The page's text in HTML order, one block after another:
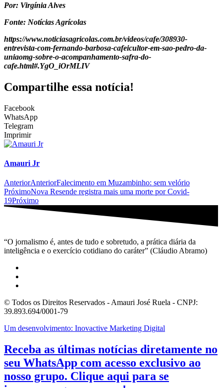
Por: Virgínia Alves
Fonte: Notícias Agrícolas
https://www.noticiasagricolas.com.br/videos/cafe/308930-
entrevista-com-fernando-barbosa-cafeicultor-em-sao-pedro-da-
uniaomg-sobre-o-acompanhamento-safra-do-
cafe.html#.YgO_iOrMLIV
Compartilhe essa notícia!
Facebook
WhatsApp
Telegram
Imprimir
Amauri Jr
AnteriorAnteriorFalecimento em Muzambinho: sem velório
PróximoNova Resende registra mais uma morte por Covid-
19Próximo
“O jornalismo é, antes de tudo e sobretudo, a prática diária da
inteligência e o exercício cotidiano do caráter” (Cláudio Abramo)
© Todos os Direitos Reservados - Amauri José Ruela - CNPJ:
39.893.694/0001-79
Um desenvolvimento: Inovactive Marketing Digital
Receba as últimas notícias diretamente no
seu WhatsApp com acesso exclusivo ao
nosso grupo. Clique aqui para se